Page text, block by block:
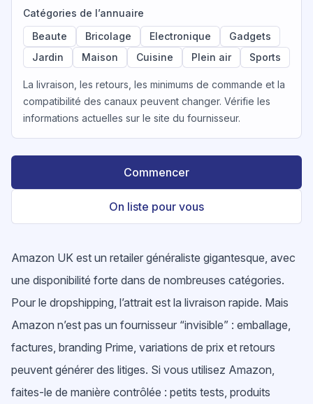
Catégories de l’annuaire
Beaute
Bricolage Electronique
Gadgets
Jardin
Maison Cuisine Plein air Sports
La livraison, les retours, les minimums de commande et la
compatibilité des canaux peuvent changer. Vérifie les
informations actuelles sur le site du fournisseur.
Commencer
On liste pour vous
Amazon UK est un retailer généraliste gigantesque, avec
une disponibilité forte dans de nombreuses catégories.
Pour le dropshipping, l’attrait est la livraison rapide. Mais
Amazon n’est pas un fournisseur “invisible” : emballage,
factures, branding Prime, variations de prix et retours
peuvent générer des litiges. Si vous utilisez Amazon,
faites-le de manière contrôlée : petits tests, produits